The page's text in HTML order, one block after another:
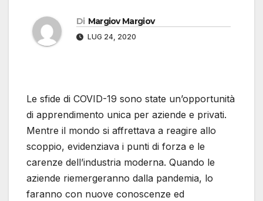
Di Margiov Margiov
LUG 24, 2020
Le sfide di COVID-19 sono state un’opportunità
di apprendimento unica per aziende e privati.
Mentre il mondo si affrettava a reagire allo
scoppio, evidenziava i punti di forza e le
carenze dell’industria moderna. Quando le
aziende riemergeranno dalla pandemia, lo
faranno con nuove conoscenze ed